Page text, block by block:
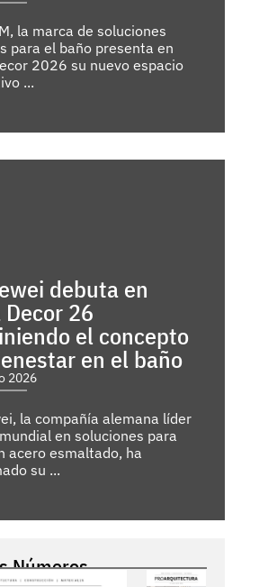
la marca de soluciones
para el baño presenta en
2026 su nuevo espacio
...
debuta en
Decor 26
el concepto
en el baño
2026
la compañía alemana líder
en soluciones para
acero esmaltado, ha
su ...
Números